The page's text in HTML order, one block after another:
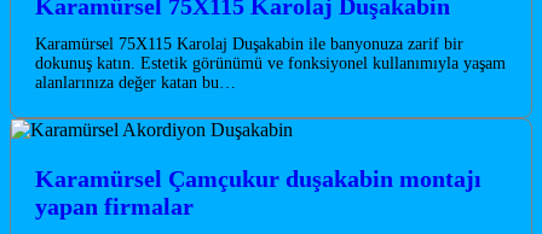
Karamürsel 75X115 Karolaj Duşakabin
Karamürsel 75X115 Karolaj Duşakabin ile banyonuza zarif bir
dokunuş katın. Estetik görünümü ve fonksiyonel kullanımıyla yaşam
alanlarınıza değer katan bu…
Karamürsel Çamçukur duşakabin montajı
yapan firmalar